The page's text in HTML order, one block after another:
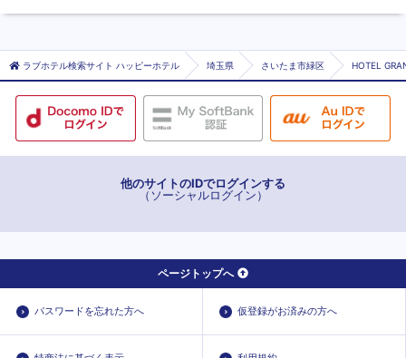
ラブホテル検索サイト ハッピーホテル 埼玉県 さいたま市緑区 HOTEL
他のサイトのIDでログインする
（ソーシャルログイン）
ページトップへ
パスワードを忘れた方へ 仮登録がお済みの方へ